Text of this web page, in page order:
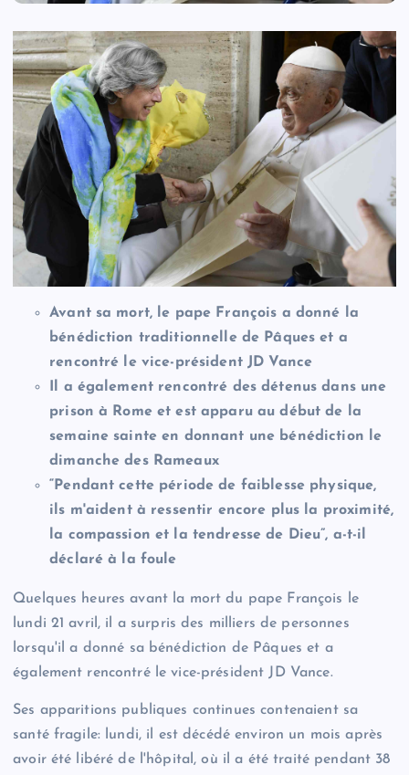
Avant sa mort, le pape François a donné la
bénédiction traditionnelle de Pâques et a
rencontré le vice-président JD Vance
Il a également rencontré des détenus dans une
prison à Rome et est apparu au début de la
semaine sainte en donnant une bénédiction le
dimanche des Rameaux
“Pendant cette période de faiblesse physique,
ils m'aident à ressentir encore plus la proximité,
la compassion et la tendresse de Dieu”, a-t-il
déclaré à la foule
Quelques heures avant la mort du pape François le
lundi 21 avril, il a surpris des milliers de personnes
lorsqu'il a donné sa bénédiction de Pâques et a
également rencontré le vice-président JD Vance.
Ses apparitions publiques continues contenaient sa
santé fragile: lundi, il est décédé environ un mois après
avoir été libéré de l'hôpital, où il a été traité pendant 38